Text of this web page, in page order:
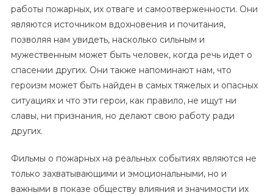
работы пожарных, их отваге и самоотверженности. Они
являются источником вдохновения и почитания,
позволяя нам увидеть, насколько сильным и
мужественным может быть человек, когда речь идет о
спасении других. Они также напоминают нам, что
героизм может быть найден в самых тяжелых и опасных
ситуациях и что эти герои, как правило, не ищут ни
славы, ни признания, но делают свою работу ради
других.
Фильмы о пожарных на реальных событиях являются не
только захватывающими и эмоциональными, но и
важными в показе обществу влияния и значимости их